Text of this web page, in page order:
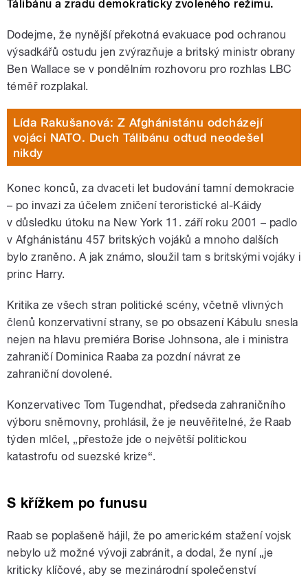
Tálibánu a zradu demokraticky zvoleného režimu.
Dodejme, že nynější překotná evakuace pod ochranou
výsadkářů ostudu jen zvýrazňuje a britský ministr obrany
Ben Wallace se v pondělním rozhovoru pro rozhlas LBC
téměř rozplakal.
Lída Rakušanová: Z Afghánistánu odcházejí
vojáci NATO. Duch Tálibánu odtud neodešel
nikdy
Konec konců, za dvaceti let budování tamní demokracie
– po invazi za účelem zničení teroristické al-Káidy
v důsledku útoku na New York 11. září roku 2001 – padlo
v Afghánistánu 457 britských vojáků a mnoho dalších
bylo zraněno. A jak známo, sloužil tam s britskými vojáky i
princ Harry.
Kritika ze všech stran politické scény, včetně vlivných
členů konzervativní strany, se po obsazení Kábulu snesla
nejen na hlavu premiéra Borise Johnsona, ale i ministra
zahraničí Dominica Raaba za pozdní návrat ze
zahraniční dovolené.
Konzervativec Tom Tugendhat, předseda zahraničního
výboru sněmovny, prohlásil, že je neuvěřitelné, že Raab
týden mlčel, „přestože jde o největší politickou
katastrofu od suezské krize“.
S křížkem po funusu
Raab se poplašeně hájil, že po americkém stažení vojsk
nebylo už možné vývoji zabránit, a dodal, že nyní „je
kriticky klíčové, aby se mezinárodní společenství